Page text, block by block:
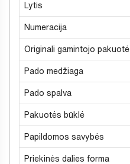
Lytis
Numeracija
Originali gamintojo pakuotė
Pado medžiaga
Pado spalva
Pakuotės būklė
Papildomos savybės
Priekinės dalies forma